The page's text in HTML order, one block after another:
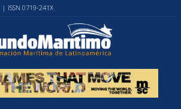
| ISSN 0719-241X